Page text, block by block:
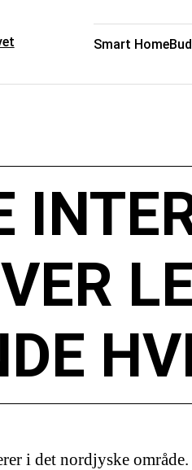
Smart Home
i det nordjyske